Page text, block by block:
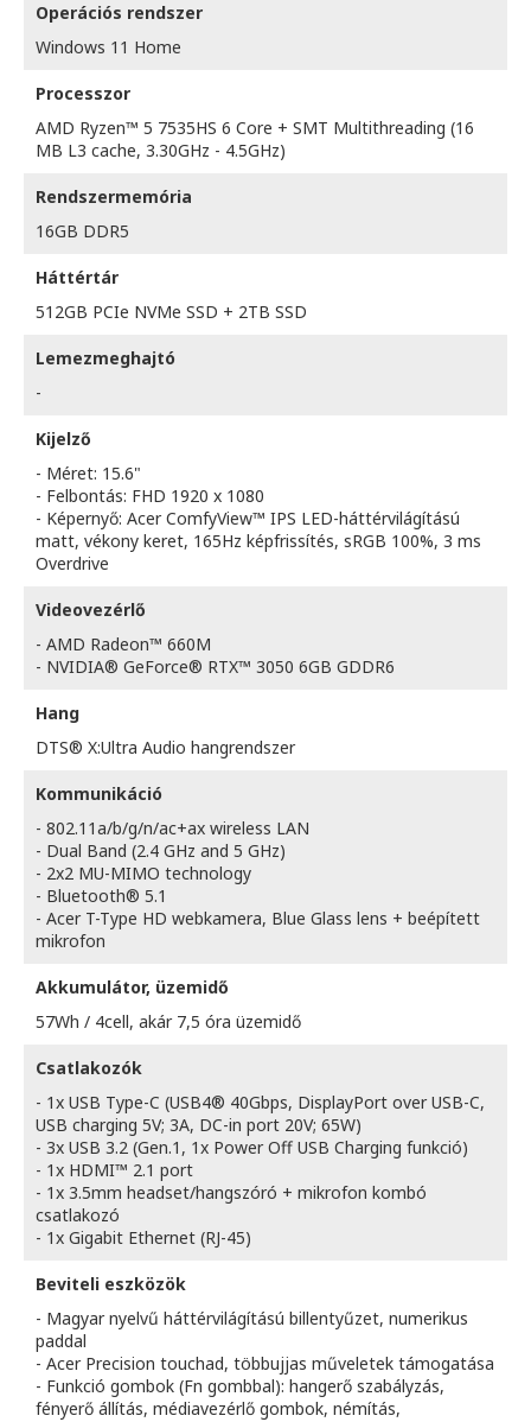
Operációs rendszer
Windows 11 Home
Processzor
AMD Ryzen™ 5 7535HS 6 Core + SMT Multithreading (16
MB L3 cache, 3.30GHz - 4.5GHz)
Rendszermemória
16GB DDR5
Háttértár
512GB PCIe NVMe SSD + 2TB SSD
Lemezmeghajtó
-
Kijelző
- Méret: 15.6"
- Felbontás: FHD 1920 x 1080
- Képernyő: Acer ComfyView™ IPS LED-háttérvilágítású
matt, vékony keret, 165Hz képfrissítés, sRGB 100%, 3 ms
Overdrive
Videovezérlő
- AMD Radeon™ 660M
- NVIDIA® GeForce® RTX™ 3050 6GB GDDR6
Hang
DTS® X:Ultra Audio hangrendszer
Kommunikáció
- 802.11a/b/g/n/ac+ax wireless LAN
- Dual Band (2.4 GHz and 5 GHz)
- 2x2 MU-MIMO technology
- Bluetooth® 5.1
- Acer T-Type HD webkamera, Blue Glass lens + beépített
mikrofon
Akkumulátor, üzemidő
57Wh / 4cell, akár 7,5 óra üzemidő
Csatlakozók
- 1x USB Type-C (USB4® 40Gbps, DisplayPort over USB-C,
USB charging 5V; 3A, DC-in port 20V; 65W)
- 3x USB 3.2 (Gen.1, 1x Power Off USB Charging funkció)
- 1x HDMI™ 2.1 port
- 1x 3.5mm headset/hangszóró + mikrofon kombó
csatlakozó
- 1x Gigabit Ethernet (RJ-45)
Beviteli eszközök
- Magyar nyelvű háttérvilágítású billentyűzet, numerikus
paddal
- Acer Precision touchad, többujjas műveletek támogatása
- Funkció gombok (Fn gombbal): hangerő szabályzás,
fényerő állítás, médiavezérlő gombok, némítás,